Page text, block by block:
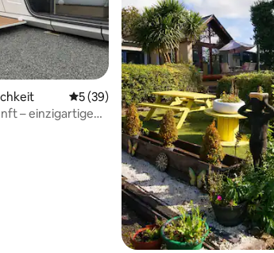
5, 134 Bewertungen
Durchschnittliche Bewertung: 5 von
5 (39)
– einzigartige